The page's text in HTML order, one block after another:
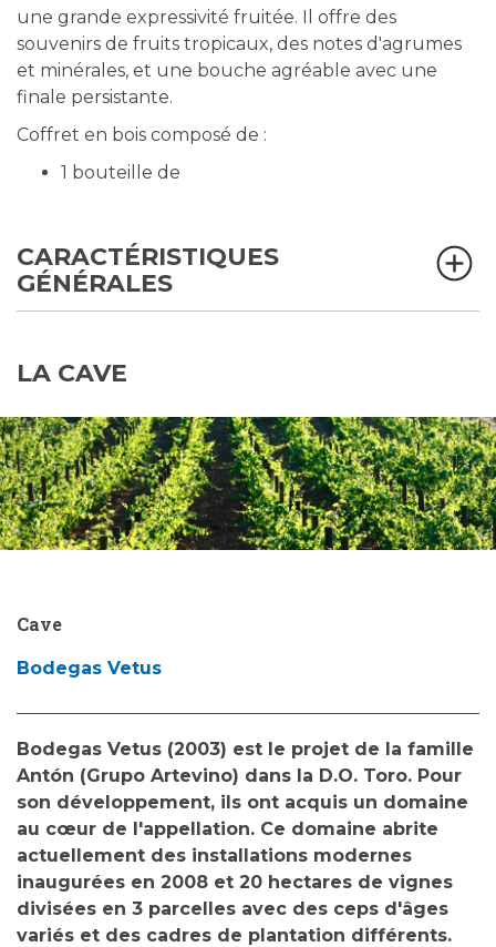
une grande expressivité fruitée. Il offre des
souvenirs de fruits tropicaux, des notes d'agrumes
et minérales, et une bouche agréable avec une
finale persistante.
Coffret en bois composé de :
1 bouteille de
CARACTÉRISTIQUES
GÉNÉRALES
LA CAVE
Cave
Bodegas Vetus
Bodegas Vetus (2003) est le projet de la famille
Antón (Grupo Artevino) dans la D.O. Toro. Pour
son développement, ils ont acquis un domaine
au cœur de l'appellation. Ce domaine abrite
actuellement des installations modernes
inaugurées en 2008 et 20 hectares de vignes
divisées en 3 parcelles avec des ceps d'âges
variés et des cadres de plantation différents.